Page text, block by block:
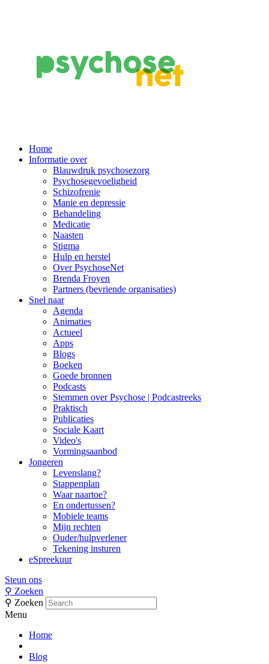
Main
Navigation
Home
Informatie over
Blauwdruk psychosezorg
Psychosegevoeligheid
Schizofrenie
Manie en depressie
Behandeling
Medicatie
Naasten
Stigma
Hulp en herstel
Over PsychoseNet
Brenda Froyen
Partners (bevriende organisaties)
Snel naar
Agenda
Animaties
Actueel
Apps
Blogs
Boeken
Goede bronnen
Podcasts
Stemmen over Psychose | Podcastreeks
Praktisch
Publicaties
Sociale Kaart
Video's
Vormingsaanbod
Jongeren
Levenslang?
Stappenplan
Waar naartoe?
En ondertussen?
Mobiele teams
Mijn rechten
Ouder/hulpverlener
Tekening insturen
eSpreekuur
Steun ons
⚲ Zoeken
⚲ Zoeken
Menu
Home
Blog